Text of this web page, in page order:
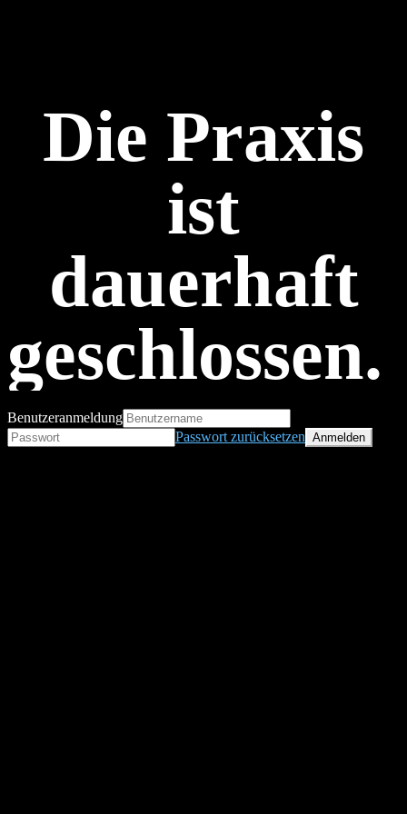
Die Praxis
ist
dauerhaft
geschlossen.
Benutzeranmeldung
Passwort zurücksetzen